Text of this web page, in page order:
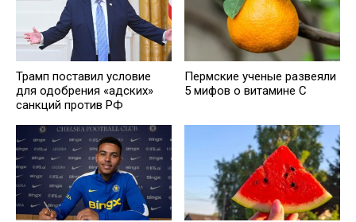
Трамп поставил условие
для одобрения «адских»
санкций против РФ
Пермские ученые развеяли
5 мифов о витамине С